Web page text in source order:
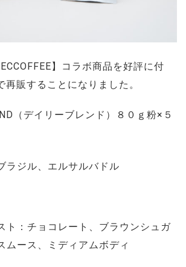
】コラボ商品を好評に付
販することになりました。
（デイリーブレンド）８０ｇ粉×５
ラジル、エルサルバドル
ト：チョコレート、ブラウンシュガ
ムース、ミディアムボディ